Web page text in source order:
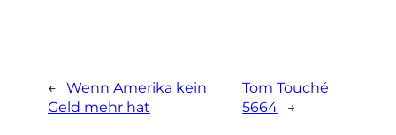
← Wenn Amerika kein
Geld mehr hat
Tom Touché
5664 →